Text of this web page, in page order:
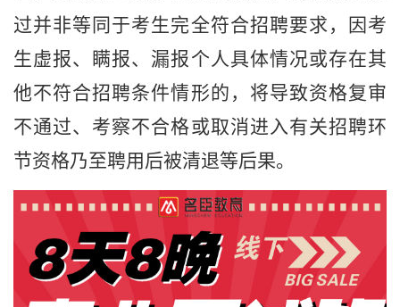
过并非等同于考生完全符合招聘要求，因考
生虚报、瞒报、漏报个人具体情况或存在其
他不符合招聘条件情形的，将导致资格复审
不通过、考察不合格或取消进入有关招聘环
节资格乃至聘用后被清退等后果。